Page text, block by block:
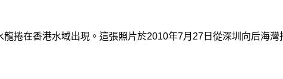
捲在香港水域出現。這張照片於2010年7月27日從深圳向后海灣